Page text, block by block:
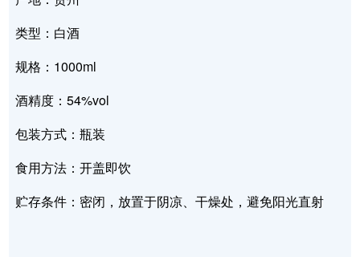
类型：白酒
规格：1000ml
酒精度：54%vol
包装方式：瓶装
食用方法：开盖即饮
贮存条件：密闭，放置于阴凉、干燥处，避免阳光直射